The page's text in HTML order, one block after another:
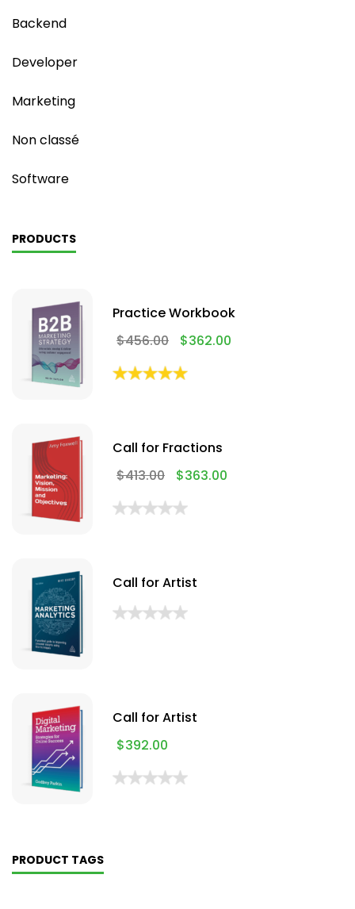
Backend
Developer
Marketing
Non classé
Software
PRODUCTS
Practice Workbook
$456.00 $362.00
Call for Fractions
$413.00 $363.00
Call for Artist
Call for Artist
$392.00
PRODUCT TAGS